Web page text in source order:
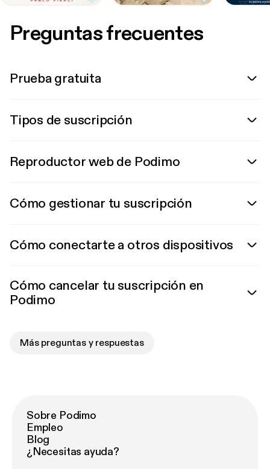
Preguntas frecuentes
Prueba gratuita
Tipos de suscripción
Reproductor web de Podimo
Cómo gestionar tu suscripción
Cómo conectarte a otros dispositivos
Cómo cancelar tu suscripción en
Podimo
Más preguntas y respuestas
Sobre Podimo
Empleo
Blog
¿Necesitas ayuda?